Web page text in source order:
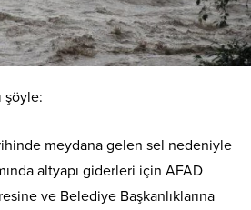
şöyle:
meydana gelen sel nedeniyle
altyapı giderleri için AFAD
ve Belediye Başkanlıklarına